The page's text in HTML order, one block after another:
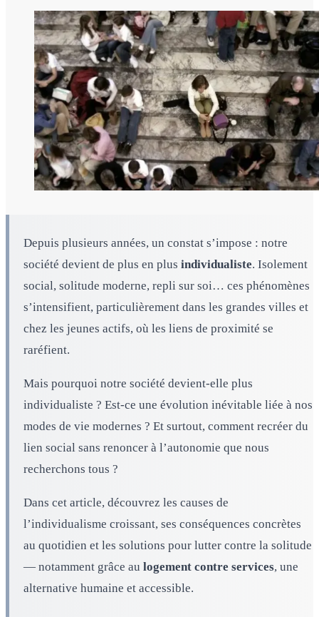
Depuis plusieurs années, un constat s’impose : notre
société devient de plus en plus individualiste. Isolement
social, solitude moderne, repli sur soi… ces phénomènes
s’intensifient, particulièrement dans les grandes villes et
chez les jeunes actifs, où les liens de proximité se
raréfient.
Mais pourquoi notre société devient-elle plus
individualiste ? Est-ce une évolution inévitable liée à nos
modes de vie modernes ? Et surtout, comment recréer du
lien social sans renoncer à l’autonomie que nous
recherchons tous ?
Dans cet article, découvrez les causes de
l’individualisme croissant, ses conséquences concrètes
au quotidien et les solutions pour lutter contre la solitude
— notamment grâce au logement contre services, une
alternative humaine et accessible.